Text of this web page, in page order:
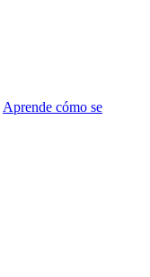
Aprende cómo se